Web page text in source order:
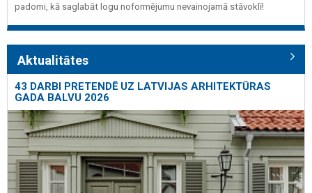
padomi, kā saglabāt logu noformējumu nevainojamā stāvoklī!
Aktualitātes
43 DARBI PRETENDĒ UZ LATVIJAS ARHITEKTŪRAS
GADA BALVU 2026